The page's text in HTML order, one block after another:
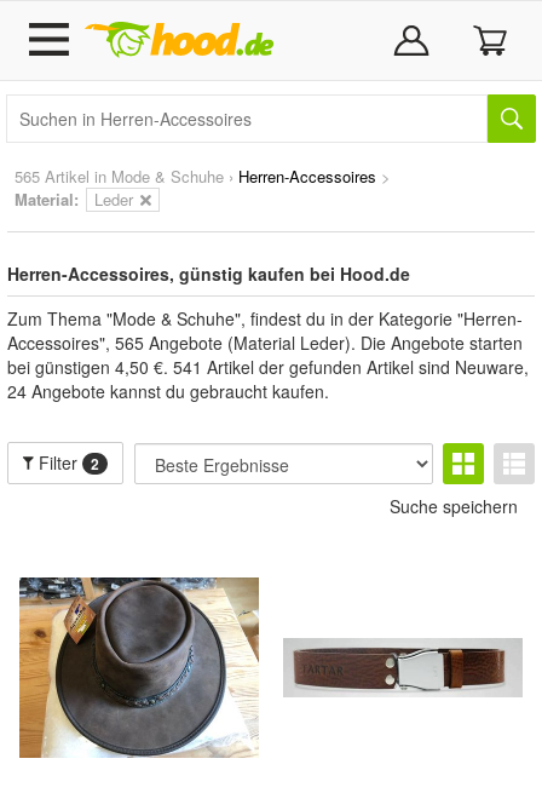
565 Artikel in Mode & Schuhe › Herren-Accessoires >
Material:
Leder
Herren-Accessoires, günstig kaufen bei Hood.de
Zum Thema "Mode & Schuhe", findest du in der Kategorie "Herren-
Accessoires", 565 Angebote (Material Leder). Die Angebote starten
bei günstigen 4,50 €. 541 Artikel der gefunden Artikel sind Neuware,
24 Angebote kannst du gebraucht kaufen.
Filter 2
Suche speichern